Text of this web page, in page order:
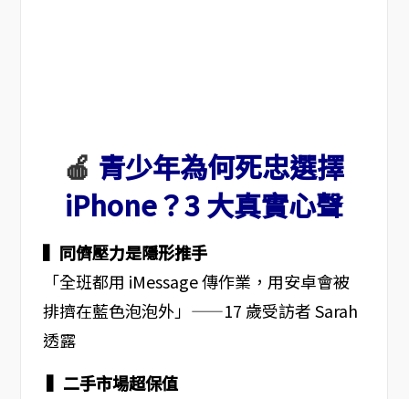
🍎 青少年為何死忠選擇
iPhone？3 大真實心聲
▍同儕壓力是隱形推手
「全班都用 iMessage 傳作業，用安卓會被
排擠在藍色泡泡外」——17 歲受訪者 Sarah
透露
▍二手市場超保值